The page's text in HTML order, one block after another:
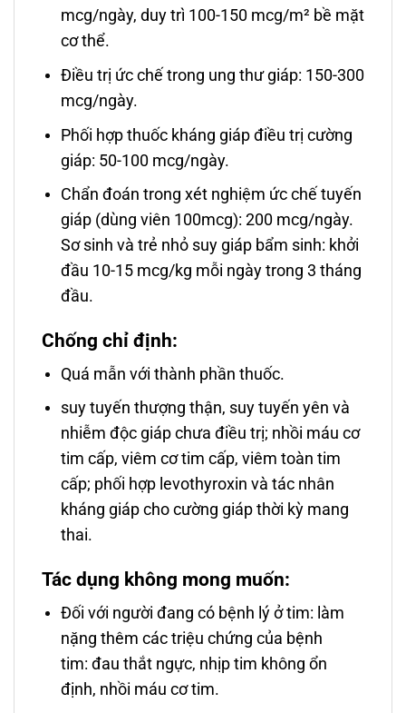
mcg/ngày, duy trì 100-150 mcg/m² bề mặt
cơ thể.
Điều trị ức chế trong ung thư giáp: 150-300
mcg/ngày.
Phối hợp thuốc kháng giáp điều trị cường
giáp: 50-100 mcg/ngày.
Chẩn đoán trong xét nghiệm ức chế tuyến
giáp (dùng viên 100mcg): 200 mcg/ngày.
Sơ sinh và trẻ nhỏ suy giáp bẩm sinh: khởi
đầu 10-15 mcg/kg mỗi ngày trong 3 tháng
đầu.
Chống chỉ định:
Quá mẫn với thành phần thuốc.
suy tuyến thượng thận, suy tuyến yên và
nhiễm độc giáp chưa điều trị; nhồi máu cơ
tim cấp, viêm cơ tim cấp, viêm toàn tim
cấp; phối hợp levothyroxin và tác nhân
kháng giáp cho cường giáp thời kỳ mang
thai.
Tác dụng không mong muốn:
Đối với người đang có bệnh lý ở tim: làm
nặng thêm các triệu chứng của bệnh
tim: đau thắt ngực, nhịp tim không ổn
định, nhồi máu cơ tim.